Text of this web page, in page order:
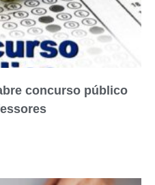
concurso público